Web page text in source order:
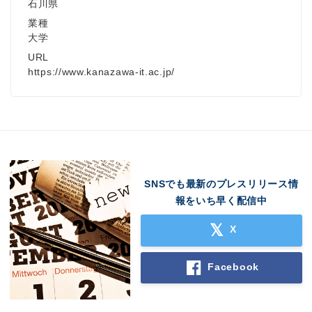
石川県
業種
大学
URL
https://www.kanazawa-it.ac.jp/
SNSでも最新のプレスリリース情
報をいち早く配信中
X
Facebook
Japanese
English